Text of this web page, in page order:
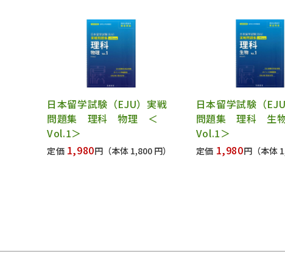
日本留学試験（EJU）実戦
問題集 理科 物理 ＜
Vol.1＞
定価 1,980円 （本体 1,800 円）
日本留学試験（
問題集 理科 生
Vol.1＞
定価 1,980円 （本体